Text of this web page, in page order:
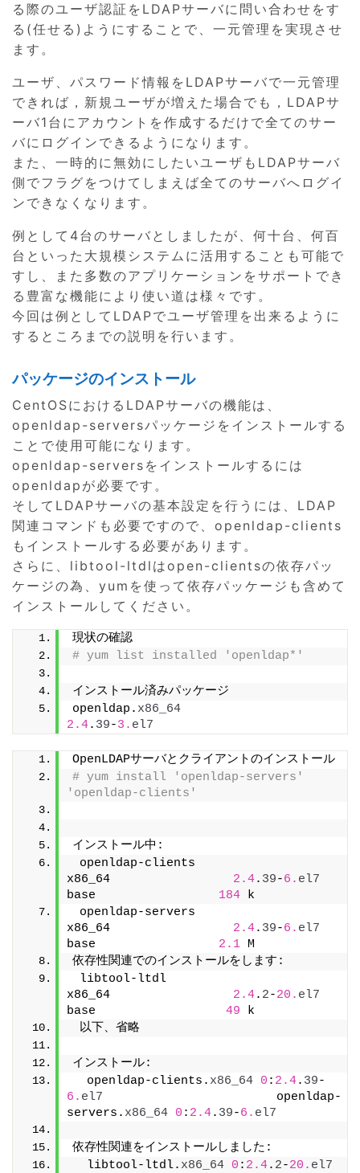
る際のユーザ認証をLDAPサーバに問い合わせをす
る(任せる)ようにすることで、一元管理を実現させ
ます。
ユーザ、パスワード情報をLDAPサーバで一元管理
できれば，新規ユーザが増えた場合でも，LDAPサ
ーバ1台にアカウントを作成するだけで全てのサー
バにログインできるようになります。
また、一時的に無効にしたいユーザもLDAPサーバ
側でフラグをつけてしまえば全てのサーバへログイ
ンできなくなります。
例として4台のサーバとしましたが、何十台、何百
台といった大規模システムに活用することも可能で
すし、また多数のアプリケーションをサポートでき
る豊富な機能により使い道は様々です。
今回は例としてLDAPでユーザ管理を出来るように
するところまでの説明を行います。
パッケージのインストール
CentOSにおけるLDAPサーバの機能は、
openldap-serversパッケージをインストールする
ことで使用可能になります。
openldap-serversをインストールするには
openldapが必要です。
そしてLDAPサーバの基本設定を行うには、LDAP
関連コマンドも必要ですので、openldap-clients
もインストールする必要があります。
さらに、libtool-ltdlはopen-clientsの依存パッ
ケージの為、yumを使って依存パッケージも含めて
インストールしてください。
現状の確認
# yum list installed 'openldap*'
インストール済みパッケージ
openldap. x86_64
2.4. 39-3. el7
OpenLDAPサーバとクライアントのインストール
# yum install 'openldap-servers'
'openldap-clients'
インストール中:
openldap-clients
x86_64 2.4. 39-6. el7
base 184 k
openldap-servers
x86_64 2.4. 39-6. el7
base 2.1 M
依存性関連でのインストールをします:
libtool-ltdl
x86_64 2.4. 2-20. el7
base 49 k
以下、省略
インストール:
  openldap-clients.
x86_64 0 : 2.4. 39-
6. el7
                        openldap-
servers. x86_64 0 : 2.4. 39-6. el7
依存性関連をインストールしました:
  libtool-ltdl.
x86_64 0 : 2.4. 2-20. el7